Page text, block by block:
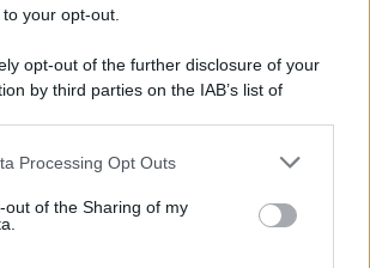
your opt-out.
opt-out of the further disclosure of your
by third parties on the IAB’s list of
also be disclosed by us to third parties
third parties.
website/app uses one or more Google
Processing Opt Outs
out of the Sharing of my